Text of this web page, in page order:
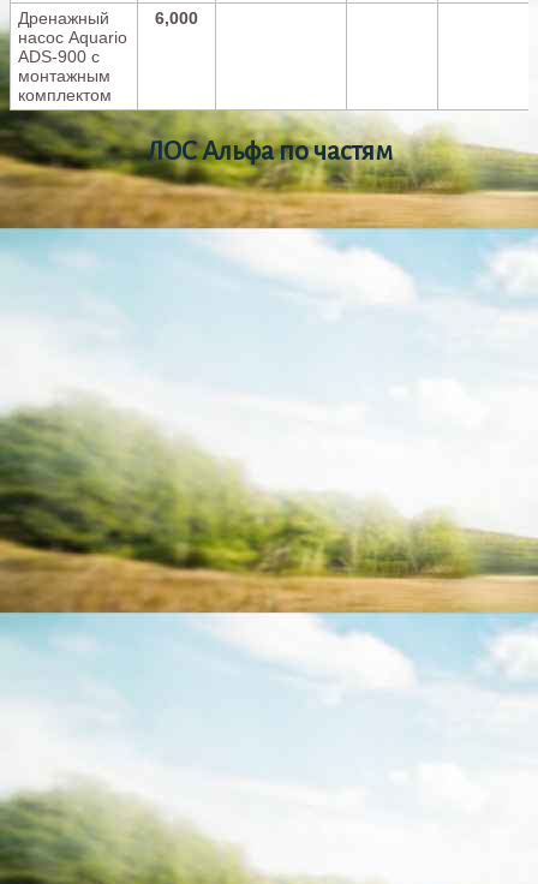
Дренажный
насос Aquario
ADS-900 с
монтажным
комплектом
6,000
ЛОС Альфа по частям